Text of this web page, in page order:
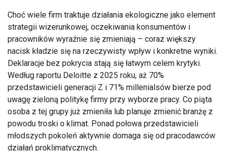
Choć wiele firm traktuje działania ekologiczne jako element
strategii wizerunkowej, oczekiwania konsumentów i
pracowników wyraźnie się zmieniają – coraz większy
nacisk kładzie się na rzeczywisty wpływ i konkretne wyniki.
Deklaracje bez pokrycia stają się łatwym celem krytyki.
Według raportu Deloitte z 2025 roku, aż 70%
przedstawicieli generacji Z i 71% millenialsów bierze pod
uwagę zieloną politykę firmy przy wyborze pracy. Co piąta
osoba z tej grupy już zmieniła lub planuje zmienić branżę z
powodu troski o klimat. Ponad połowa przedstawicieli
młodszych pokoleń aktywnie domaga się od pracodawców
działań proklimatycznych.